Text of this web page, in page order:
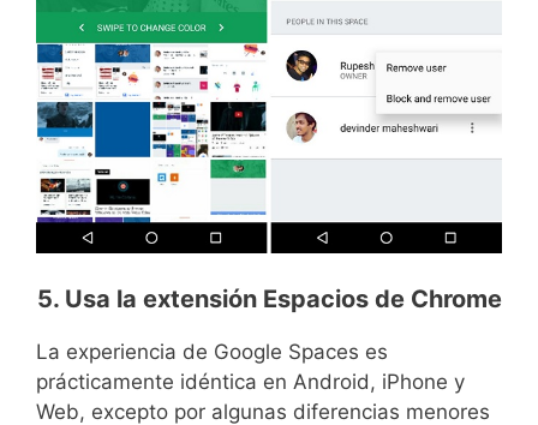
5. Usa la extensión Espacios de Chrome
La experiencia de Google Spaces es
prácticamente idéntica en Android, iPhone y
Web, excepto por algunas diferencias menores